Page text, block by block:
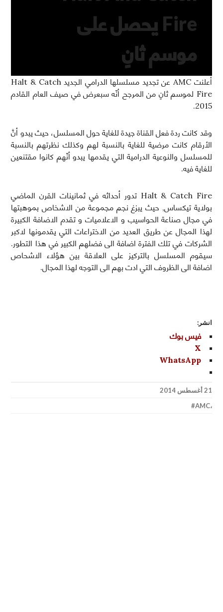
Fire يحصل على
موسم ثانٍ
أعلنت AMC عن تجديد مسلسلها الدرامي الجديد Halt & Catch
Fire لموسم ثانٍ من المرجح أنّه سبعرض في صيف العام القادم
2015.
وقد كانت ردة فعل القناة جيدة للغاية حول المسلسل، حيث يبدو أنَّ
الأرقام كانت مرضية للغاية بالنسبة لهم وكذلك نظرتهم بالنسبة
للمسلسل والنوعية الدرامية التي يقدمها يبدو أنّهم كانوا مقتنعين
للغاية فيه.
Halt & Catch Fire تدور أحداثه في ثمانينات القرن الماضي
بولاية تيكساس, حيث يبزغ نجم مجموعة من الاشخاص بموهبتها
في مجال صناعة الحواسيب و الاعلاميات و تقدم الاضافة الكبيرة
لهذا المجال عن طريق العديد من الاختراعات التي يقدمونها لاكبر
الشركات في تلك الفترة اضافة الى فضلهم الكبير في هذا التطور.
سيقوم المسلسل بالتركيز على العلاقة بين هؤلاء الاشحاص
اضافة الى الظروف التي ادت بهم الى التوجه لهذا المجال.
انشر:
فيس بوك
X
WhatsApp
21 أغسطس 2014
AMC،